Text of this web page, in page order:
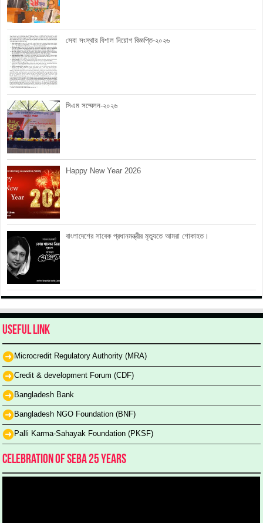
সেবা সংস্থার বিশাল নিয়োগ বিজ্ঞপ্তি-২০২৬
সিএম সম্মেলন-২০২৬
Happy New Year 2026
বাংলাদেশের সাবেক প্রধানমন্ত্রীর মৃত্যুতে আমরা শোকাহত।
Useful Link
Microcredit Regulatory Authority (MRA)
Credit & development Forum (CDF)
Bangladesh Bank
Bangladesh NGO Foundation (BNF)
Palli Karma-Sahayak Foundation (PKSF)
Celebration of SEBA 25 Years